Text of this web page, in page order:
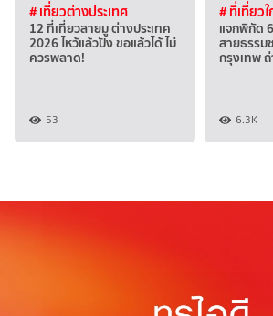
# เที่ยวต่างประเทศ
12 ที่เที่ยวสายมู ต่างประเทศ
2026 ไหว้แล้วปัง ขอแล้วได้ ไม่
ควรพลาด!
53
# ที่เที่ยว
แจกพิกัด
สายธรรม
กรุงเทพ
6.3K